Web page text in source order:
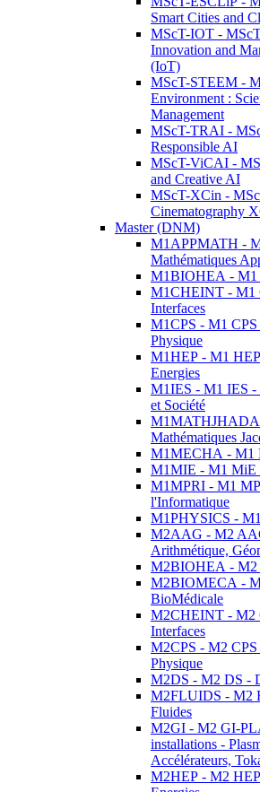
Smart Cities and
MScT-IOT -
Innovation and
(IoT)
MScT-STEEM -
Environment :
Management
MScT-TRAI -
Responsible AI
MScT-ViCAI -
and Creative AI
MScT-XCin -
Cinematography
Master (DNM)
M1APPMATH -
Mathématiques
M1BIOHEA - M1
M1CHEINT - M1
Interfaces
M1CPS - M1 CPS
Physique
M1HEP - M1 HEP
Energies
M1IES - M1 IES -
et Société
Mathématiques
M1MECHA - M1
M1MIE - M1 MiE
M1MPRI - M1
l'Informatique
M1PHYSICS -
M2AAG - M2
Arithmétique,
M2BIOHEA - M2
M2BIOMECA -
BioMédicale
M2CHEINT - M2
Interfaces
M2CPS - M2 CPS
Physique
M2DS - M2 DS -
M2FLUIDS - M2
Fluides
M2GI - M2 GI-
installations -
Accélérateurs,
M2HEP - M2 HEP